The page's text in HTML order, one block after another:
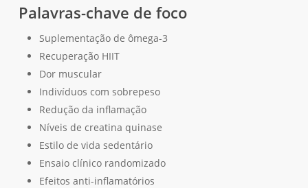
Go To Shop
Palavras-chave de foco
Suplementação de ômega-3
Recuperação HIIT
Dor muscular
Indivíduos com sobrepeso
Redução da inflamação
Níveis de creatina quinase
Estilo de vida sedentário
Ensaio clínico randomizado
Efeitos anti-inflamatórios